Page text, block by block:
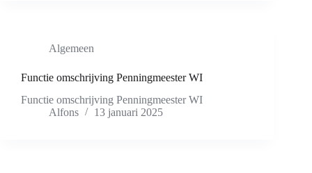
Algemeen
Functie omschrijving Penningmeester WI
Functie omschrijving Penningmeester WI
Alfons
13 januari 2025